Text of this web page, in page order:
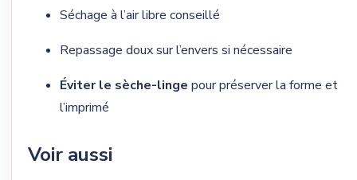
Séchage à l’air libre conseillé
Repassage doux sur l’envers si nécessaire
Éviter le sèche-linge pour préserver la forme et
l’imprimé
Voir aussi